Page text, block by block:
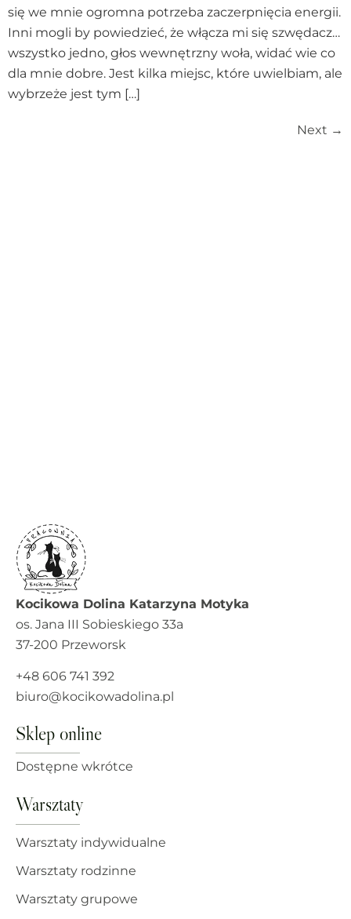
się we mnie ogromna potrzeba zaczerpnięcia energii.
Inni mogli by powiedzieć, że włącza mi się szwędacz…
wszystko jedno, głos wewnętrzny woła, widać wie co
dla mnie dobre. Jest kilka miejsc, które uwielbiam, ale
wybrzeże jest tym […]
Next →
Kocikowa Dolina Katarzyna Motyka
os. Jana III Sobieskiego 33a
37-200 Przeworsk
+48 606 741 392
biuro@kocikowadolina.pl
Sklep online
Dostępne wkrótce
Warsztaty
Warsztaty indywidualne
Warsztaty rodzinne
Warsztaty grupowe